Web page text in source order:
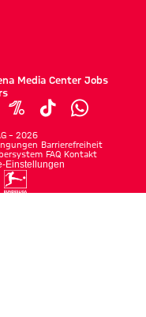
Media Center Jobs
– 2026
Barrierefreiheit
FAQ Kontakt
Einstellungen